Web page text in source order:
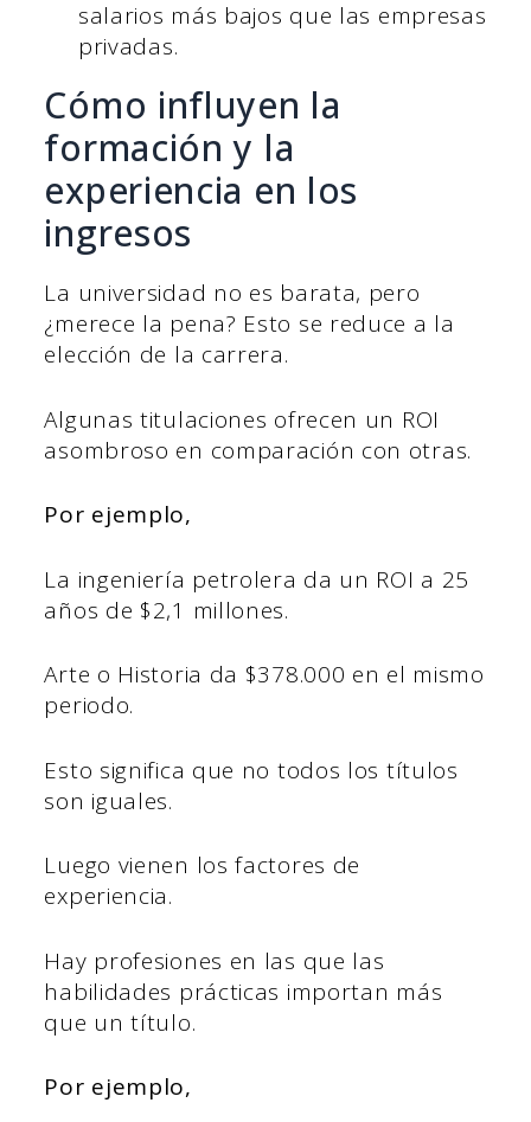
salarios más bajos que las empresas
privadas.
Cómo influyen la
formación y la
experiencia en los
ingresos
La universidad no es barata, pero
¿merece la pena? Esto se reduce a la
elección de la carrera.
Algunas titulaciones ofrecen un ROI
asombroso en comparación con otras.
Por ejemplo,
La ingeniería petrolera da un ROI a 25
años de $2,1 millones.
Arte o Historia da $378.000 en el mismo
periodo.
Esto significa que no todos los títulos
son iguales.
Luego vienen los factores de
experiencia.
Hay profesiones en las que las
habilidades prácticas importan más
que un título.
Por ejemplo,